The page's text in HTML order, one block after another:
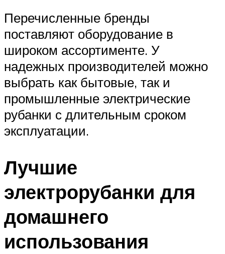
Перечисленные бренды
поставляют оборудование в
широком ассортименте. У
надежных производителей можно
выбрать как бытовые, так и
промышленные электрические
рубанки с длительным сроком
эксплуатации.
Лучшие
электрорубанки для
домашнего
использования